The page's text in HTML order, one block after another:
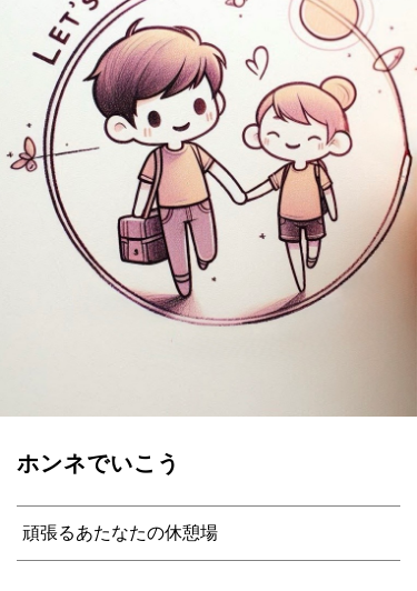
ホンネでいこう
頑張るあたなたの休憩場